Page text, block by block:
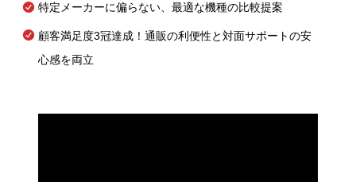
特定メーカーに偏らない、最適な機種の比較提案
顧客満足度3冠達成！通販の利便性と対面サポートの安
心感を両立